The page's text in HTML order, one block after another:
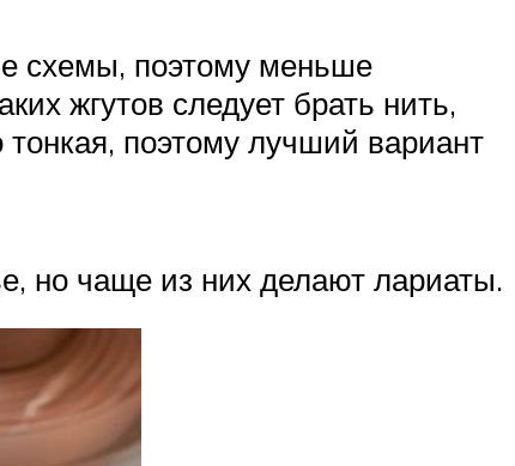
схемы, поэтому меньше
жгутов следует брать нить,
поэтому лучший вариант
но чаще из них делают лариаты.